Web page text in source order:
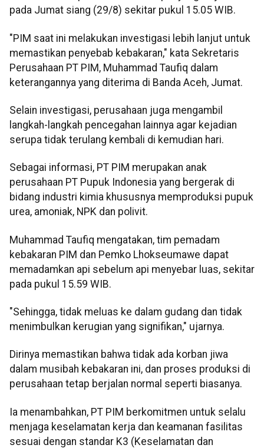
pada Jumat siang (29/8) sekitar pukul 15.05 WIB.
"PIM saat ini melakukan investigasi lebih lanjut untuk
memastikan penyebab kebakaran," kata Sekretaris
Perusahaan PT PIM, Muhammad Taufiq dalam
keterangannya yang diterima di Banda Aceh, Jumat.
Selain investigasi, perusahaan juga mengambil
langkah-langkah pencegahan lainnya agar kejadian
serupa tidak terulang kembali di kemudian hari.
Sebagai informasi, PT PIM merupakan anak
perusahaan PT Pupuk Indonesia yang bergerak di
bidang industri kimia khususnya memproduksi pupuk
urea, amoniak, NPK dan polivit.
Muhammad Taufiq mengatakan, tim pemadam
kebakaran PIM dan Pemko Lhokseumawe dapat
memadamkan api sebelum api menyebar luas, sekitar
pada pukul 15.59 WIB.
"Sehingga, tidak meluas ke dalam gudang dan tidak
menimbulkan kerugian yang signifikan," ujarnya.
Dirinya memastikan bahwa tidak ada korban jiwa
dalam musibah kebakaran ini, dan proses produksi di
perusahaan tetap berjalan normal seperti biasanya.
Ia menambahkan, PT PIM berkomitmen untuk selalu
menjaga keselamatan kerja dan keamanan fasilitas
sesuai dengan standar K3 (Keselamatan dan